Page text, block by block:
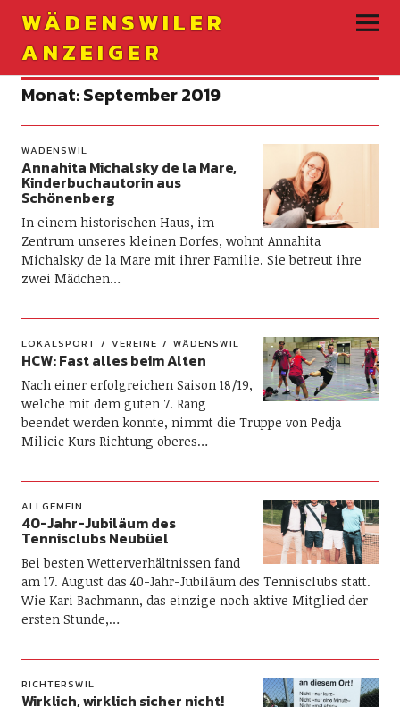
WÄDENSWILER
ANZEIGER
Monat:September 2019
WÄDENSWIL
Annahita Michalsky de la Mare,
Kinderbuchautorin aus
Schönenberg
In einem historischen Haus, im
Zentrum unseres kleinen Dorfes, wohnt Annahita
Michalsky de la Mare mit ihrer Familie. Sie betreut ihre
zwei Mädchen…
LOKALSPORT VEREINE WÄDENSWIL
HCW: Fast alles beim Alten
Nach einer erfolgreichen Saison 18/19,
welche mit dem guten 7. Rang
beendet werden konnte, nimmt die Truppe von Pedja
Milicic Kurs Richtung oberes…
ALLGEMEIN
40-Jahr-Jubiläum des
Tennisclubs Neubüel
Bei besten Wetterverhältnissen fand
am 17. August das 40-Jahr-Jubiläum des Tennisclubs statt.
Wie Kari Bachmann, das einzige noch aktive Mitglied der
ersten Stunde,…
RICHTERSWIL
Wirklich, wirklich sicher nicht!